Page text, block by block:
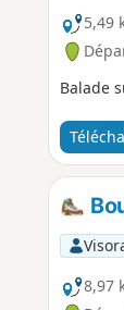
5,49
Balade
8,97